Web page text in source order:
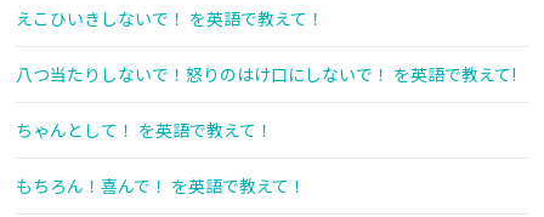
えこひいきしないで！ を英語で教えて！
八つ当たりしないで！怒りのはけ口にしないで！ を英語で教えて!
ちゃんとして！ を英語で教えて！
もちろん！喜んで！ を英語で教えて！